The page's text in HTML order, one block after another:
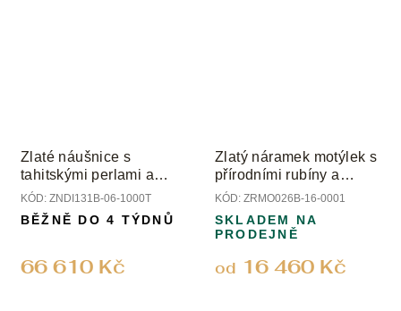
Zlaté náušnice s
tahitskými perlami a
diamanty
KÓD: ZNDI131B-06-1000T
66 610 Kč
BĚŽNĚ DO 4 TÝDNŮ
Zlatý náramek motýlek s
přírodními rubíny a
smaragdy
KÓD: ZRMO026B-16-0001
od 16 460 Kč
SKLADEM NA
PRODEJNĚ